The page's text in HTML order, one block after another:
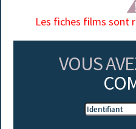
Les fiches films sont
VOUS